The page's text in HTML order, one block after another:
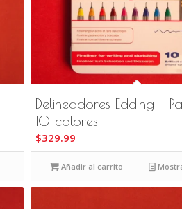
Delineadores Edding –
10 colores
$329.99
Añadir al carrito